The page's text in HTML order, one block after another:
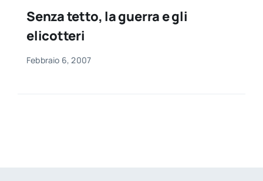
Senza tetto, la guerra e gli
elicotteri
Febbraio 6, 2007